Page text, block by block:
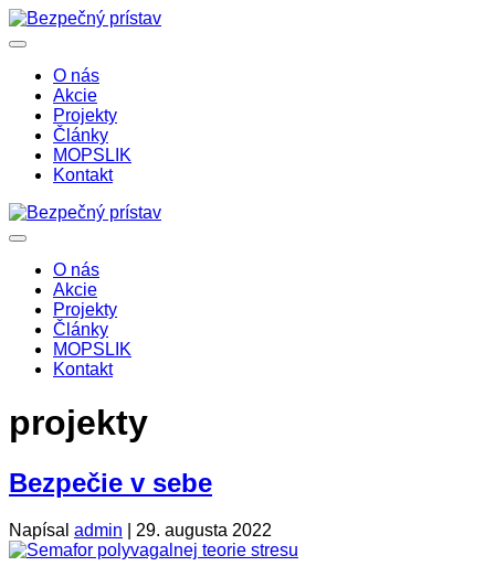
O nás
Akcie
Projekty
Články
MOPSLIK
Kontakt
O nás
Akcie
Projekty
Články
MOPSLIK
Kontakt
projekty
Bezpečie v sebe
Napísal admin 29. augusta 2022